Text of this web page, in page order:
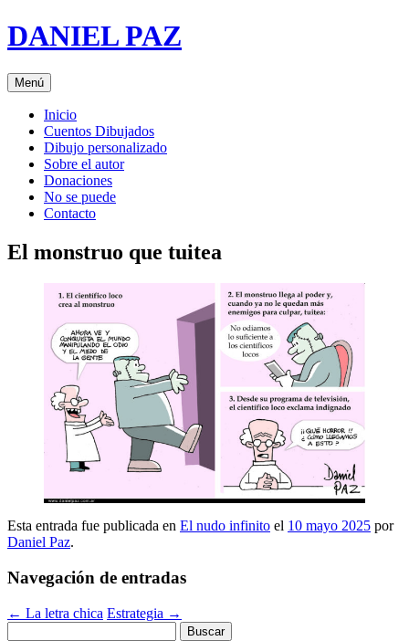
Saltar
al
DANIEL PAZ
Menú
Inicio
Cuentos Dibujados
Dibujo personalizado
Sobre el autor
Donaciones
No se puede
Contacto
El monstruo que tuitea
Esta entrada fue publicada en El nudo infinito el 10 mayo 2025 por
Daniel Paz.
Navegación de entradas
← La letra chica Estrategia →